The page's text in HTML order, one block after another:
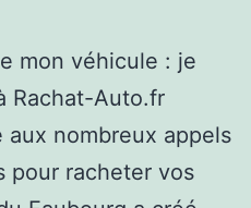
mon véhicule : je
Rachat-Auto.fr
nombreux appels
pour racheter vos